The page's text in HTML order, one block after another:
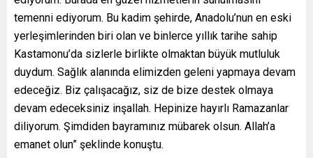
temenni ediyorum. Bu kadim şehirde, Anadolu’nun en eski
yerleşimlerinden biri olan ve binlerce yıllık tarihe sahip
Kastamonu’da sizlerle birlikte olmaktan büyük mutluluk
duydum. Sağlık alanında elimizden geleni yapmaya devam
edeceğiz. Biz çalışacağız, siz de bize destek olmaya
devam edeceksiniz inşallah. Hepinize hayırlı Ramazanlar
diliyorum. Şimdiden bayramınız mübarek olsun. Allah’a
emanet olun” şeklinde konuştu.